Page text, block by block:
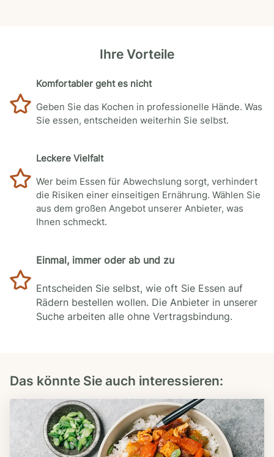
Ihre Vorteile
Komfortabler geht es nicht
Geben Sie das Kochen in professionelle Hände. Was
Sie essen, entscheiden weiterhin Sie selbst.
Leckere Vielfalt
Wer beim Essen für Abwechslung sorgt, verhindert
die Risiken einer einseitigen Ernährung. Wählen Sie
aus dem großen Angebot unserer Anbieter, was
Ihnen schmeckt.
Einmal, immer oder ab und zu
Entscheiden Sie selbst, wie oft Sie Essen auf
Rädern bestellen wollen. Die Anbieter in unserer
Suche arbeiten alle ohne Vertragsbindung.
Das könnte Sie auch interessieren: